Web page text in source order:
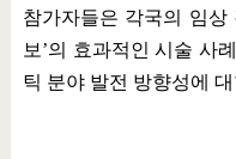
참가자들은 각국의 임상
보 ’의 효과적인 시술 사
틱 분야 발전 방향성에